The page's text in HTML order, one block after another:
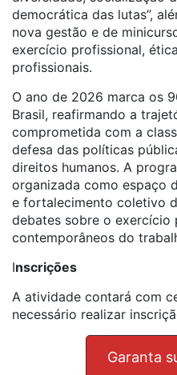
democrática das lutas”,
nova gestão e de
exercício profissional,
profissionais.
O ano de 2026 marca os
Brasil, reafirmando a
comprometida com a
defesa das políticas
direitos humanos. A
organizada como espaço
e fortalecimento coletivo
debates sobre o exercício
contemporâneos do
Inscrições
A atividade contará com
necessário realizar
Garanta